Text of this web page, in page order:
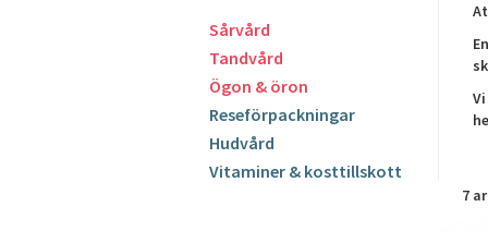
7
Sårvård
Tandvård
Ögon & öron
Reseförpackningar
Hudvård
Vitaminer & kosttillskott